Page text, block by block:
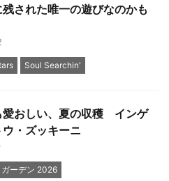
された唯一の遊びなのかも
Soul Searchin'
愛おしい、夏の収穫 インゲ
・ズッキーニ
ーデン 2026